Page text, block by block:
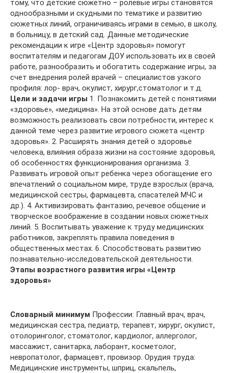
тому, что детские сюжетно – ролевые игры становятся
однообразными и скудными по тематике и развитию
сюжетных линий, ограничиваясь играми в семью, в школу,
в больницу, в детский сад. Данные методические
рекомендации к игре «Центр здоровья» помогут
воспитателям и педагогам ДОУ использовать их в своей
работе, разнообразить и обогатить содержание игры, за
счет внедрения ролей врачей – специалистов узкого
профиля: лор- врач, окулист, хирург,стоматолог и т.д.
Цели и задачи игры 1. Познакомить детей с понятиями
«здоровье», «медицина». На этой основе дать детям
возможность реализовать свои потребности, интерес к
данной теме через развитие игрового сюжета «центр
здоровья». 2. Расширять знания детей о здоровье
человека, влияния образа жизни на состояние здоровья,
об особенностях функционирования организма. 3.
Развивать игровой опыт ребенка через обогащение его
впечатлений о социальном мире, труде взрослых (врача,
медицинской сестры, фармацевта, спасателей МЧС и
др.). 4. Активизировать фантазию, речевое общение и
творческое воображение в создании новых сюжетных
линий. 5. Воспитывать уважение к труду медицинских
работников, закреплять правила поведения в
общественных местах. 6. Способствовать развитию
познавательно-исследовательской деятельности.
Этапы возрастного развития игры «Центр
здоровья»
Словарный минимум Профессии: Главный врач, врач,
медицинская сестра, педиатр, терапевт, хирург, окулист,
отолоринголог, стоматолог, кардиолог, аллерголог,
массажист, санитарка, лаборант, косметолог,
невропатолог, фармацевт, провизор. Орудия труда:
Медицинские инструменты, шприц, скальпель,